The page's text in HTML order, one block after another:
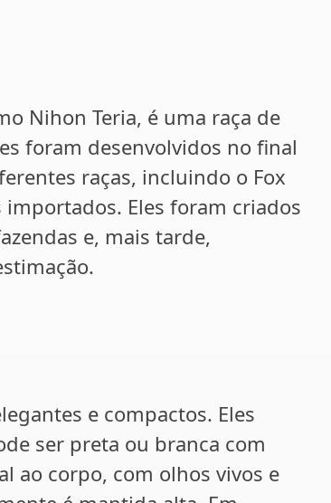
Nihon Teria, é uma raça de
foram desenvolvidos no final
raças, incluindo o Fox
importados. Eles foram criados
e, mais tarde,
e compactos. Eles
ser preta ou branca com
ao corpo, com olhos vivos e